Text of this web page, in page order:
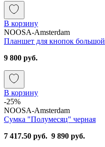
В корзину
NOOSA-Amsterdam
Планшет для кнопок большой
9 800 руб.
В корзину
-25%
NOOSA-Amsterdam
Сумка "Полумесяц" черная
7 417.50 руб. 9 890 руб.